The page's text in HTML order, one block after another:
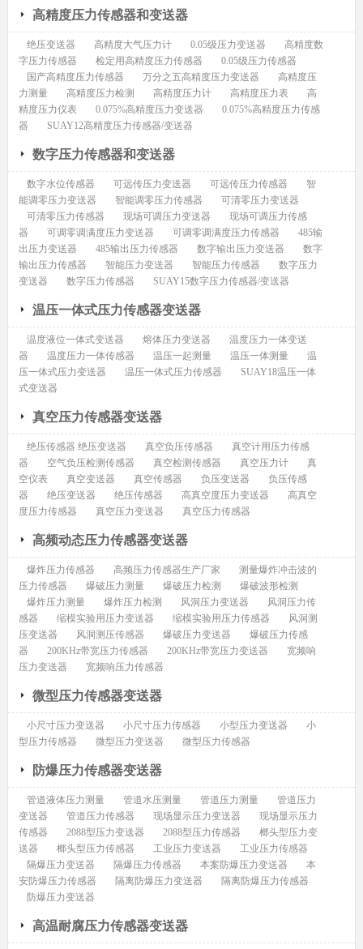
高精度压力传感器和变送器
绝压变送器 高精度大气压力计 0.05级压力变送器
高精度数
字压力传感器
检定用高精度压力传感器
0.05级压力传感器
国产高精度压力传感器
万分之五高精度压力变送器
高精度压
力测量
高精度压力检测 高精度压力计 高精度压力表
高
精度压力仪表
0.075%高精度压力变送器
0.075%高精度压力传感
器
SUAY12高精度压力传感器/变送器
数字压力传感器和变送器
数字水位传感器 可远传压力变送器 可远传压力传感器
智
能调零压力变送器
智能调零压力传感器
可清零压力变送器
可清零压力传感器
现场可调压力变送器
现场可调压力传感
器
可调零调满度压力变送器 可调零调满度压力传感器
485输
出压力变送器
485输出压力传感器 数字输出压力变送器
数字
输出压力传感器
智能压力变送器 智能压力传感器
数字压力
变送器
数字压力传感器 SUAY15数字压力传感器/变送器
温压一体式压力传感器变送器
温度液位一体式变送器 熔体压力变送器
温度压力一体变送
器
温度压力一体传感器 温压一起测量 温压一体测量
温
压一体式压力变送器
温压一体式压力传感器
SUAY18温压一体
式变送器
真空压力传感器变送器
绝压传感器 绝压变送器 真空负压传感器
真空计用压力传感
器
空气负压检测传感器 真空检测传感器 真空压力计
真
空仪表
真空变送器 真空传感器 负压变送器
负压传感
器
绝压变送器 绝压传感器 高真空度压力变送器
高真空
度压力传感器
真空压力变送器 真空压力传感器
高频动态压力传感器变送器
爆炸压力传感器 高频压力传感器生产厂家
测量爆炸冲击波的
压力传感器
爆破压力测量 爆破压力检测
爆破波形检测
爆炸压力测量
爆炸压力检测 风洞压力变送器
风洞压力传
感器
缩模实验用压力变送器 缩模实验用压力传感器
风洞测
压变送器
风洞测压传感器 爆破压力变送器
爆破压力传感
器
200KHz带宽压力传感器 200KHz带宽压力变送器
宽频响
压力变送器
宽频响压力传感器
微型压力传感器变送器
小尺寸压力变送器 小尺寸压力传感器 小型压力变送器
小
型压力传感器
微型压力变送器 微型压力传感器
防爆压力传感器变送器
管道液体压力测量 管道水压测量 管道压力测量
管道压力
变送器
管道压力传感器 现场显示压力变送器
现场显示压力
传感器
2088型压力变送器 2088型压力传感器
榔头型压力变
送器
榔头型压力传感器 工业压力变送器
工业压力传感器
隔爆压力变送器
隔爆压力传感器 本案防爆压力变送器
本
安防爆压力传感器
隔离防爆压力变送器
隔离防爆压力传感器
防爆压力变送器
高温耐腐压力传感器变送器